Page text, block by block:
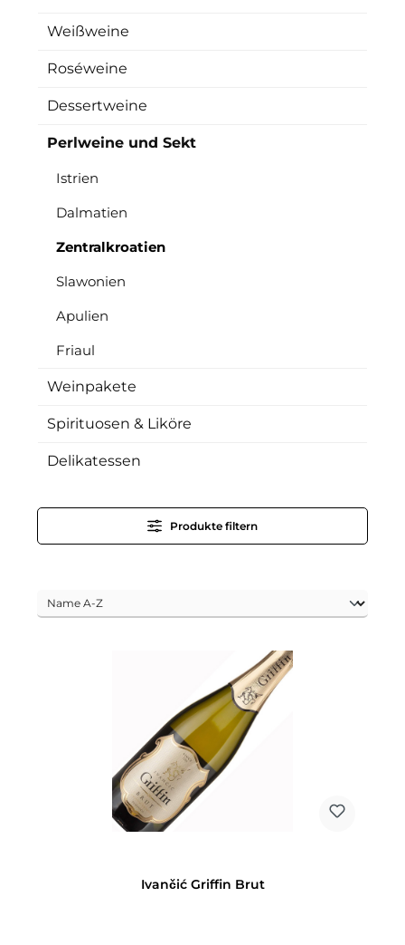
Weißweine
Roséweine
Dessertweine
Perlweine und Sekt
Istrien
Dalmatien
Zentralkroatien
Slawonien
Apulien
Friaul
Weinpakete
Spirituosen & Liköre
Delikatessen
Produkte filtern
Ivančić Griffin Brut